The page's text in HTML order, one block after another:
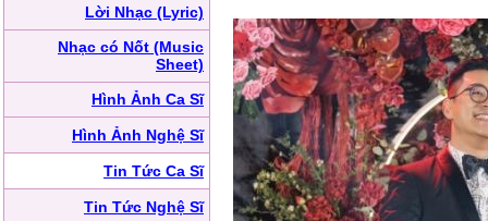
Lời Nhạc (Lyric)
Nhạc có Nốt (Music
Sheet)
Hình Ảnh Ca Sĩ
Hình Ảnh Nghệ Sĩ
Tin Tức Ca Sĩ
Tin Tức Nghệ Sĩ